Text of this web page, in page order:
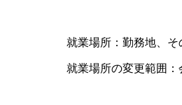
就業場所：勤務地、
就業場所の変更範囲